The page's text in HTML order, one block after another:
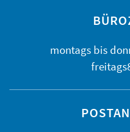
montags bis
freitags